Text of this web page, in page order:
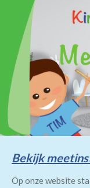
Bekijk
Op onze website